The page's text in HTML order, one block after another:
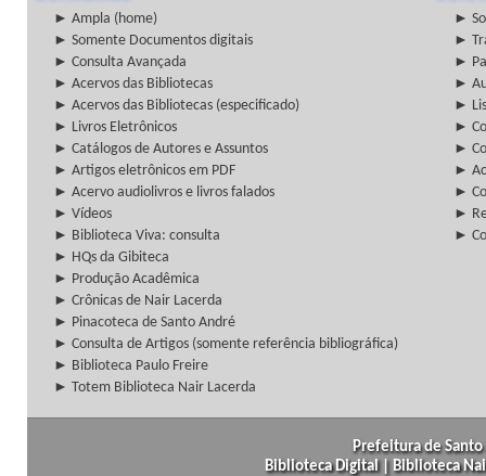
► Ampla (home)
►
► Somente Documentos digitais
►
► Consulta Avançada
►
► Acervos das Bibliotecas
►
► Acervos das Bibliotecas (especificado)
►
► Livros Eletrônicos
►
► Catálogos de Autores e Assuntos
►
► Artigos eletrônicos em PDF
►
► Acervo audiolivros e livros falados
►
► Vídeos
►
► Biblioteca Viva: consulta
►
► HQs da Gibiteca
► Produção Acadêmica
► Crônicas de Nair Lacerda
► Pinacoteca de Santo André
► Consulta de Artigos (somente referência bibliográfica)
► Biblioteca Paulo Freire
► Totem Biblioteca Nair Lacerda
Prefeitura de
Biblioteca Digital | Biblioteca